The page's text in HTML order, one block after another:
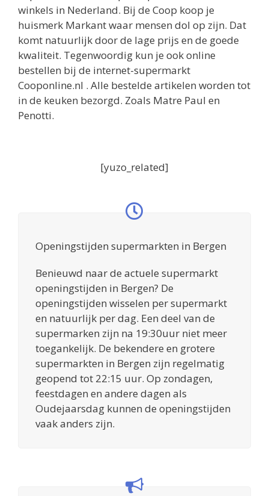
winkels in Nederland. Bij de Coop koop je
huismerk Markant waar mensen dol op zijn. Dat
komt natuurlijk door de lage prijs en de goede
kwaliteit. Tegenwoordig kun je ook online
bestellen bij de internet-supermarkt
Cooponline.nl . Alle bestelde artikelen worden tot
in de keuken bezorgd. Zoals Matre Paul en
Penotti.
[yuzo_related]
Openingstijden supermarkten in Bergen
Benieuwd naar de actuele supermarkt
openingstijden in Bergen? De
openingstijden wisselen per supermarkt
en natuurlijk per dag. Een deel van de
supermarken zijn na 19:30uur niet meer
toegankelijk. De bekendere en grotere
supermarkten in Bergen zijn regelmatig
geopend tot 22:15 uur. Op zondagen,
feestdagen en andere dagen als
Oudejaarsdag kunnen de openingstijden
vaak anders zijn.